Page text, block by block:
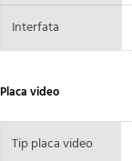
Interfata
Placa video
Tip placa video